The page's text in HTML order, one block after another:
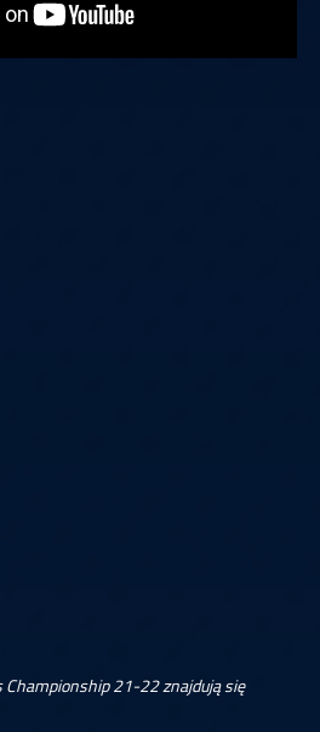
21-22 znajdują się